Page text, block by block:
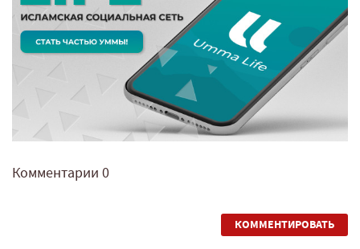
Комментарии 0
КОММЕНТИРОВАТЬ